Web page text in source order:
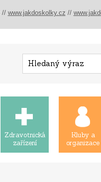
Zdravotnická
zařízení
Kluby a
organizace
// www.jakdoskolky.cz //